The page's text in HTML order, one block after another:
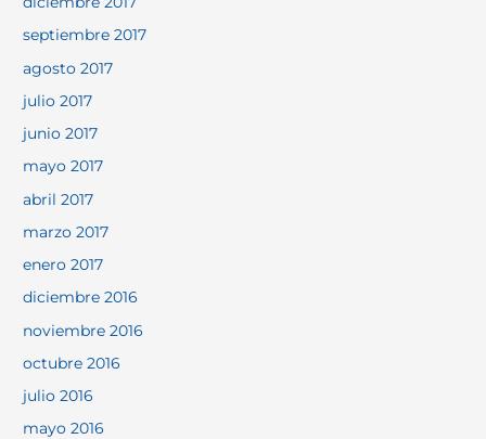
septiembre 2017
agosto 2017
julio 2017
junio 2017
mayo 2017
abril 2017
marzo 2017
enero 2017
diciembre 2016
noviembre 2016
octubre 2016
julio 2016
mayo 2016